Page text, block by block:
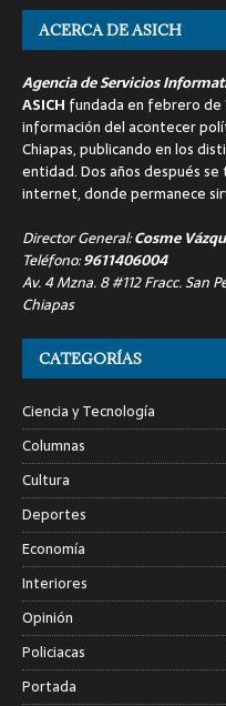
ACERCA DE ASICH
Agencia de Servicios
ASICH fundada en febrero de
información del acontecer
Chiapas, publicando en los
entidad. Dos años después
internet, donde permanece
Director General:Cosme
Teléfono:9611406004
Av. 4 Mzna. 8 #112 Fracc. San
Chiapas
CATEGORÍAS
Ciencia y Tecnología
Columnas
Cultura
Deportes
Economía
Interiores
Opinión
Policiacas
Portada